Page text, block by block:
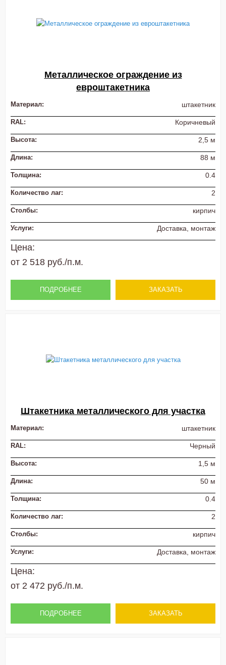
Металлическое ограждение из
евроштакетника
Материал: штакетник
RAL: Коричневый
Высота: 2,5 м
Длина: 88 м
Толщина: 0.4
Количество лаг: 2
Столбы: кирпич
Услуги: Доставка, монтаж
Цена:
от 2 518 руб./п.м.
ПОДРОБНЕЕ ЗАКАЗАТЬ
Штакетника металлического для участка
Материал: штакетник
RAL: Черный
Высота: 1,5 м
Длина: 50 м
Толщина: 0.4
Количество лаг: 2
Столбы: кирпич
Услуги: Доставка, монтаж
Цена:
от 2 472 руб./п.м.
ПОДРОБНЕЕ ЗАКАЗАТЬ